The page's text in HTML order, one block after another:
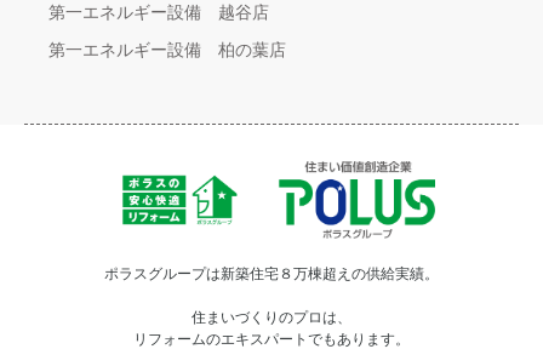
第一エネルギー設備 越谷店
第一エネルギー設備 柏の葉店
ポラスグループは新築住宅８万棟超えの供給実績。
住まいづくりのプロは、
リフォームのエキスパートでもあります。